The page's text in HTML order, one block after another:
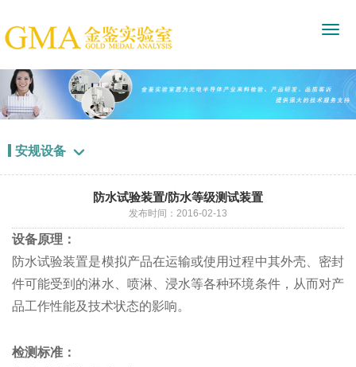
安规设备 
防水试验装置/防水等级测试装置
发布时间：2016-02-13
设备原理：
防水试验装置是模拟产品在运输或使用过程中其外壳、密封
件可能受到的淋水、喷淋、浸水等各种环境条件，从而对产
品工作性能及技术状态的影响。
检测标准：